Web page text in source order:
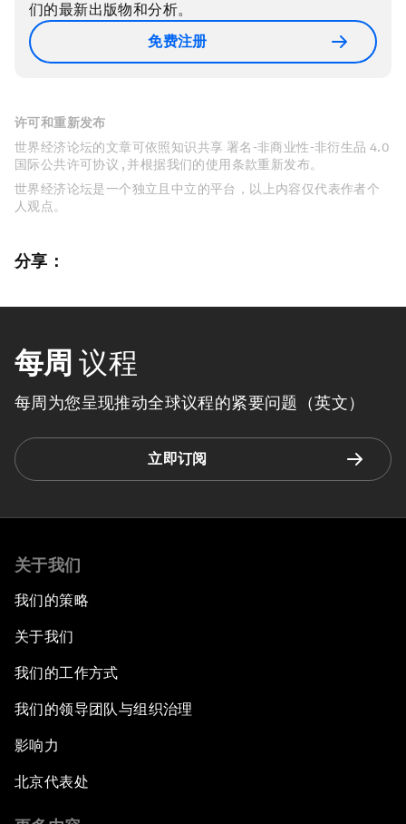
们的最新出版物和分析。
免费注册
许可和重新发布
世界经济论坛的文章可依照知识共享 署名-非商业性-非衍生品 4.0
国际公共许可协议 , 并根据我们的使用条款重新发布。
世界经济论坛是一个独立且中立的平台，以上内容仅代表作者个
人观点。
分享：
每周 议程
每周为您呈现推动全球议程的紧要问题（英文）
立即订阅
关于我们
我们的策略
关于我们
我们的工作方式
我们的领导团队与组织治理
影响力
北京代表处